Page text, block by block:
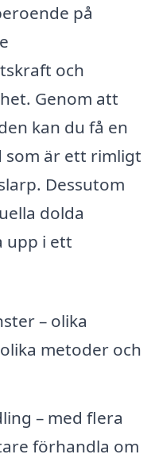
på
och
Genom att
kan du få en
som är ett rimligt
Dessutom
dolda
upp i ett
– olika
metoder och
– med flera
förhandla om